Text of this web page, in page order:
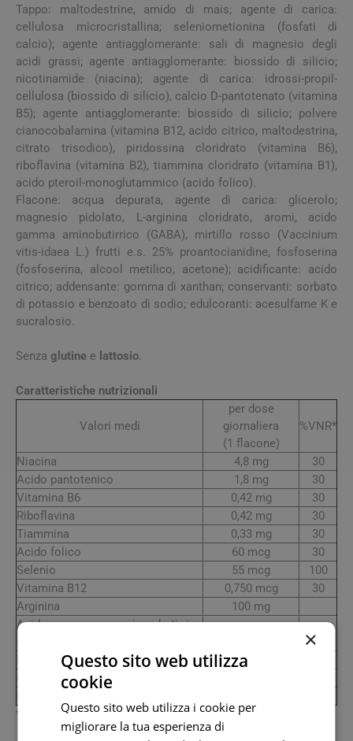
Tappo: maltodestrine, amido di mais; agente di carica:
cellulosa microcristallina; seleniometionina (fosfati di
calcio); agente antiagglomerante: sali di magnesio degli
acidi grassi; agente antiagglomerante: biossido di silicio;
nicotinamide (niacina); agente di carica: idrossi-propil-
cellulosa (biossido di silicio), calcio D-pantotenato (vitamina
B5); agente antiagglomerante: biossido di silicio; polvere
cianocobalamina (vitamina B12, acido citrico, maltodestrina,
citrato trisodico), piridossina cloridrato (vitamina B6),
riboflavina (vitamina B2), tiammina cloridrato (vitamina B1),
acido pteroil-monoglutammico (acido folico).
Flacone: acqua depurata, agente di carica: glicerolo;
magnesio pidolato, L-arginina cloridrato, aromi, acido
gamma aminobutirrico (GABA), mirtillo rosso (Vaccinium
vitis-idaea L.) frutti e.s. 25% proantocianidine, fosfoserina
(fosfoserina, alcool metilico, acetone); acidificante: acido
citrico; addensante: gomma di xanthan; conservanti: sorbato
di potassio e benzoato di sodio; edulcoranti: acesulfame K e
sucralosio.
Senza glutine e lattosio.
Caratteristiche nutrizionali
Valori medi
per dose
giornaliera
(1 flacone)
%VNR*
Niacina 4,8 mg
30
Acido pantotenico
1,8 mg
30
Vitamina B6
0,42 mg
30
Riboflavina
0,42 mg
30
Tiammina
0,33 mg
30
Acido folico
60 mcg
30
Selenio
55 mcg
100
Vitamina B12
0,750 mcg
30
Arginina
100 mg
Acido gamma ammino butirrico
Magnesio
60 mg
Fosfoserina
*VNR: Valori Nutritivi di Riferimento
×
Questo sito web utilizza
cookie
Questo sito web utilizza i cookie per
migliorare la tua esperienza di